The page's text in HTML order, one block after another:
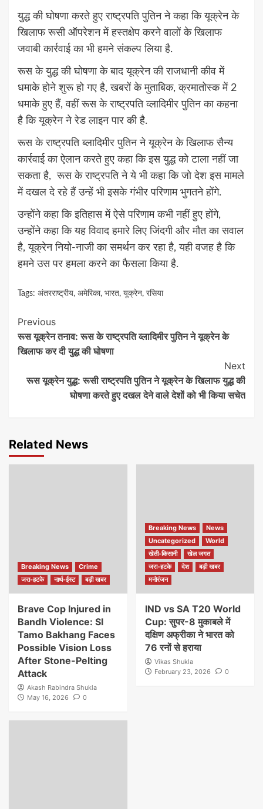
युद्ध की घोषणा करते हुए राष्ट्रपति पुतिन ने कहा कि यूक्रेन के
खिलाफ रूसी ऑपरेशन में हस्तक्षेप करने वालों के खिलाफ
जवाबी कार्रवाई का भी हमने संकल्प लिया है.
रूस के युद्ध की घोषणा के बाद यूक्रेन की राजधानी कीव में
धमाके होने शुरू हो गए है, खबरों के मुताबिक, क्रमातोस्क में 2
धमाके हुए हैं, वहीं रूस के राष्ट्रपति व्लादिमीर पुतिन का कहना
है कि यूक्रेन ने रेड लाइन पार की है.
रूस के राष्ट्रपति ब्लादिमीर पुतिन ने यूक्रेन के खिलाफ सैन्य
कार्रवाई का ऐलान करते हुए कहा कि इस युद्ध को टाला नहीं जा
सकता है, रूस के राष्ट्रपति ने ये भी कहा कि जो देश इस मामले
में दखल दे रहे हैं उन्हें भी इसके गंभीर परिणाम भुगतने होंगे.
उन्होंने कहा कि इतिहास में ऐसे परिणाम कभी नहीं हुए होंगे,
उन्होंने कहा कि यह विवाद हमारे लिए जिंदगी और मौत का सवाल
है, यूक्रेन नियो-नाजी का समर्थन कर रहा है, यही वजह है कि
हमने उस पर हमला करने का फैसला किया है.
Tags: अंतरराष्ट्रीय, अमेरिका, भारत, यूक्रेन, रसिया
Continue
Reading
Previous
रूस यूक्रेन तनाव: रूस के राष्ट्रपति व्लादिमीर पुतिन ने यूक्रेन के
खिलाफ कर दी युद्ध की घोषणा
Next
रूस यूक्रेन युद्ध: रूसी राष्ट्रपति पुतिन ने यूक्रेन के खिलाफ युद्ध की
घोषणा करते हुए दखल देने वाले देशों को भी किया सचेत
Related News
Breaking News
Crime
जरा-हटके
नार्थ-ईस्ट बड़ी खबर
Brave Cop Injured in
Bandh Violence: SI
Tamo Bakhang Faces
Possible Vision Loss
After Stone-Pelting
Attack
Akash Rabindra Shukla
May 16, 2026
0
Breaking News
News
Uncategorized
World
खेती-किसानी
खेल जगत
जरा-हटके
देश
बड़ी खबर
मनोरंजन
IND vs SA T20 World
Cup: सुपर-8 मुकाबले में
दक्षिण अफ्रीका ने भारत को
76 रनों से हराया
Vikas Shukla
February 23, 2026
0